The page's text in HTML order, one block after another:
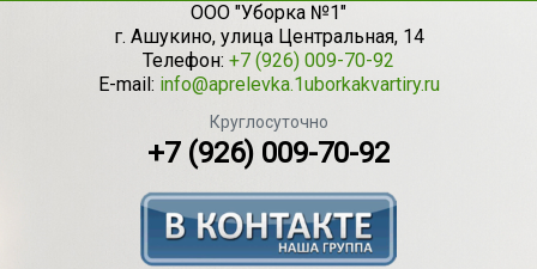
ООО "Уборка №1"
г. Ашукино, улица Центральная, 14
Телефон: +7 (926) 009-70-92
E-mail: info@aprelevka.1uborkakvartiry.ru
Круглосуточно
+7 (926) 009-70-92